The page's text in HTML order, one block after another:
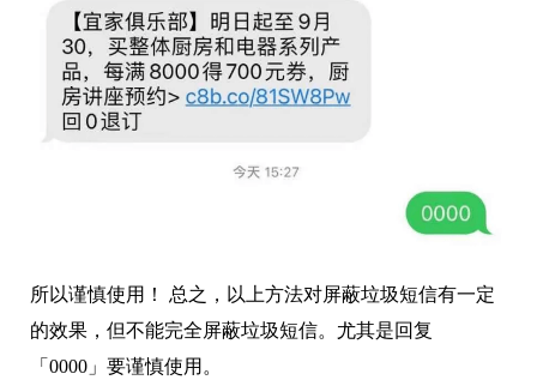
所以谨慎使用！ 总之，以上方法对屏蔽垃圾短信有一定
的效果，但不能完全屏蔽垃圾短信。尤其是回复
「0000」要谨慎使用。